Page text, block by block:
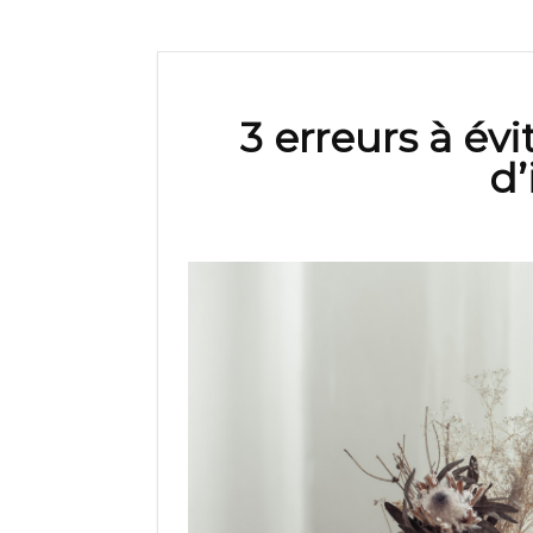
3 erreurs à